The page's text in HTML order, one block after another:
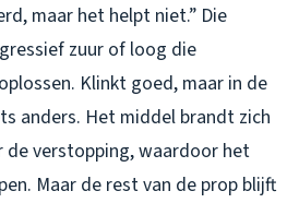
maar het helpt niet.” Die
zuur of loog die
Klinkt goed, maar in de
anders. Het middel brandt zich
de verstopping, waardoor het
Maar de rest van de prop blijft